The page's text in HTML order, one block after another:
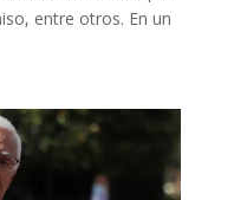
entre otros. En un